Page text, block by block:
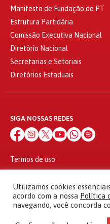
Manifesto de Fundação do PT
Estrutura Partidária
Comissão Executiva Nacional
Diretório Nacional
Secretarias e Setoriais
Diretórios Estaduais
SIGA NOSSAS REDES
Termos de uso
© 2010 - 2026
Partido dos Trabalhadores
Utilizamos cookies
acordo com a nossa Política
navegando, você concorda